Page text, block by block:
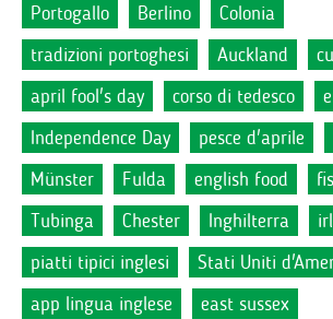
Portogallo
Berlino
Colonia
tradizioni portoghesi
Auckland
april fool's day
corso di tedesco
Independence Day
pesce d'aprile
Münster
Fulda english food
Tubinga
Chester Inghilterra
piatti tipici inglesi
Stati Uniti
app lingua inglese
east sussex